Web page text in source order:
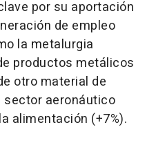
por su aportación
de empleo
la metalurgia
productos metálicos
otro material de
sector aeronáutico
alimentación (+7%).